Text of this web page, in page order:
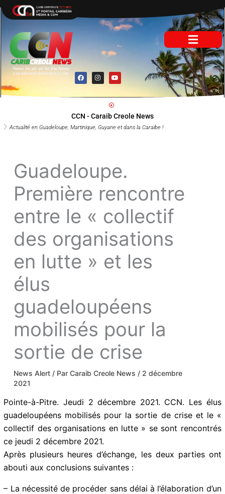
au
F
a
c
b
k
I
n
s
a
a
Y
o
u
u
Actualité en Guadeloupe, Martinique, Guyane et dans la Caraïbe !
CCN - Caraib Creole News
Guadeloupe.
Première rencontre
entre le « collectif
des organisations
en lutte » et les
élus
guadeloupéens
mobilisés pour la
sortie de crise
News Alert / ParCaraib Creole News / 2 décembre
2021
Pointe-à-Pitre. Jeudi 2 décembre 2021. CCN. Les élus
guadeloupéens mobilisés pour la sortie de crise et le «
collectif des organisations en lutte » se sont rencontrés
ce jeudi 2 décembre 2021.
Après plusieurs heures d’échange, les deux parties ont
abouti aux conclusions suivantes :
– La nécessité de procéder sans délai à l’élaboration d’un